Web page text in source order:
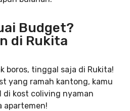
Budget?
di Rukita
boros, tinggal saja di Rukita!
yang ramah kantong, kamu
di kost coliving nyaman
apartemen!